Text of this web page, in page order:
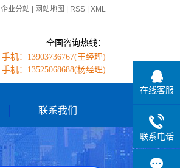
企业分站 网站地图 RSS XML
全国咨询热线：
手机：13903736767(王经理)
手机：13525068688(杨经理)
联系我们
在线客服
联系电话